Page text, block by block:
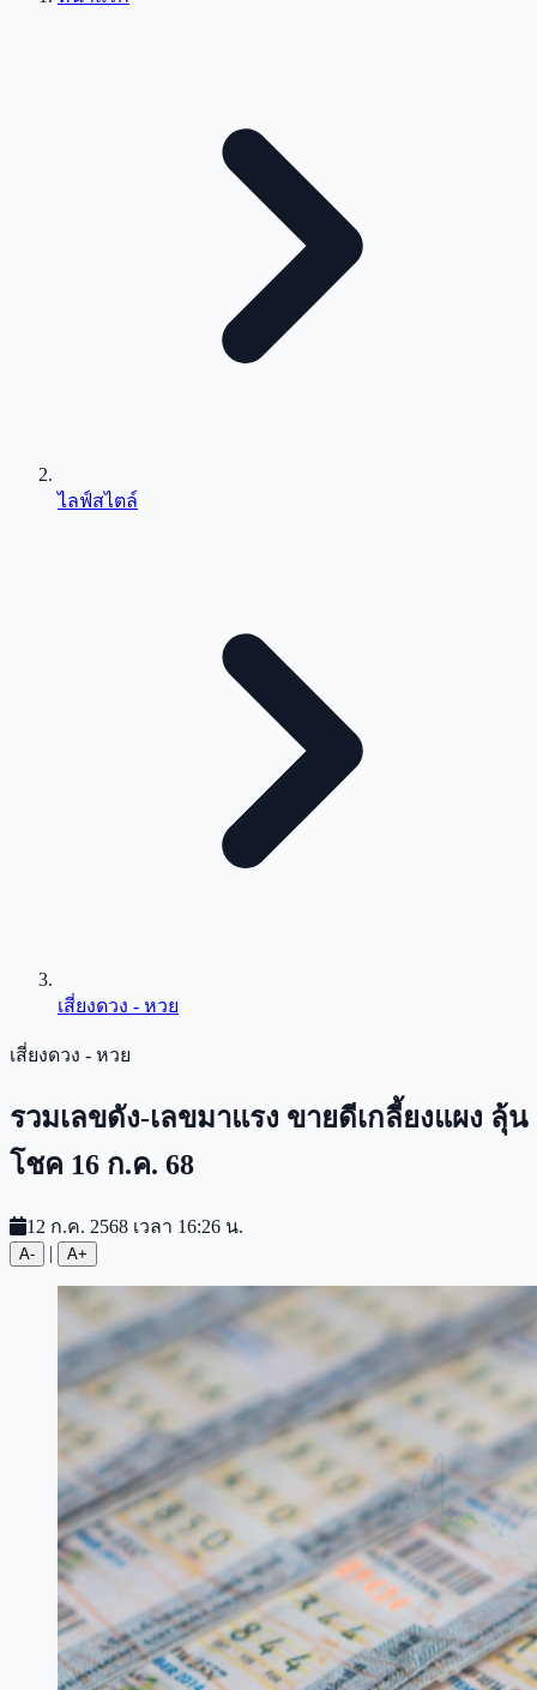
ไลฟ์สไตล์
เสี่ยงดวง - หวย
เสี่ยงดวง - หวย
รวมเลขดัง-เลขมาแรง ขายดีเกลี้ยงแผง ลุ้น
โชค 16 ก.ค. 68
12 ก.ค. 2568 เวลา 16:26 น.
A- | A+